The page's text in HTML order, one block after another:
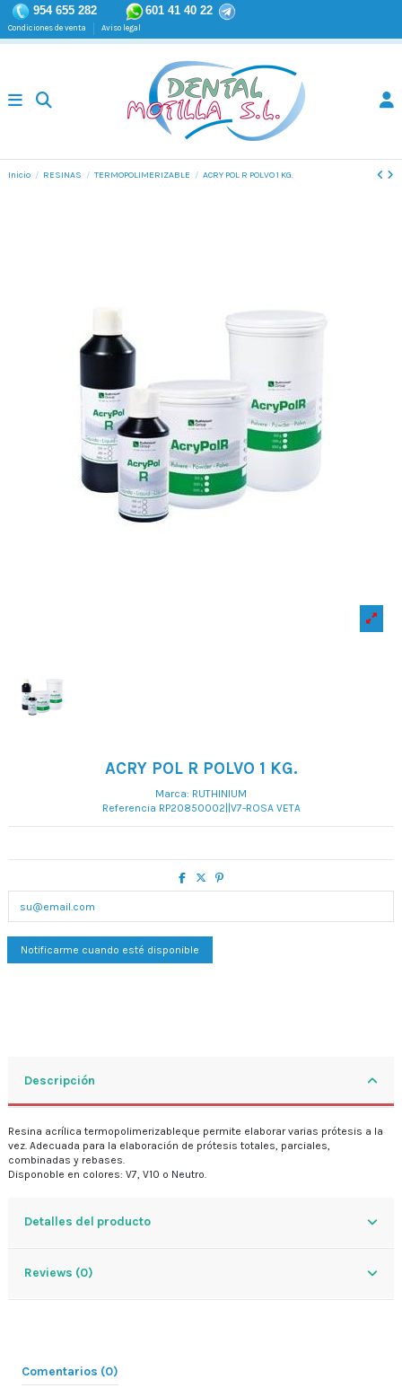
954 655 282 601 41 40 22
Condiciones de venta Aviso legal
Inicio RESINAS TERMOPOLIMERIZABLE ACRY POL R POLVO 1 KG.
ACRY POL R POLVO 1 KG.
Marca: RUTHINIUM
Referencia RP20850002||V7-ROSA VETA
Descripción
Resina acrílica termopolimerizableque permite elaborar varias prótesis a la
vez. Adecuada para la elaboración de prótesis totales, parciales,
combinadas y rebases.
Disponoble en colores: V7, V10 o Neutro.
Detalles del producto
Reviews (0)
Comentarios (0)